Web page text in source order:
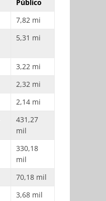
Público
7,82 mi
5,31 mi
3,22 mi
2,32 mi
2,14 mi
431,27
mil
330,18
mil
70,18 mil
3,68 mil